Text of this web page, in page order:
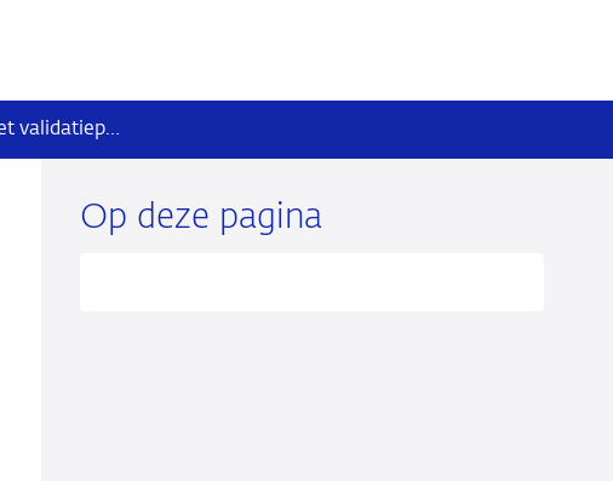
2021-10-19 DNB is traject gestart voor de optimalisatie van het validatieproces van XBRL-rapportages
Op deze pagina